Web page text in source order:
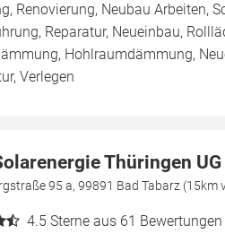
Renovierung, Neubau Arbeiten,
Reparatur, Neueinbau,
Hohlraumdämmung,
Verlegen
Thüringen
95 a, 99891 Bad Tabarz (15km
4.5 Sterne aus 61 Bewertungen